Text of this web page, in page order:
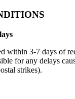
within 3-7 days of
for any delays
strikes).